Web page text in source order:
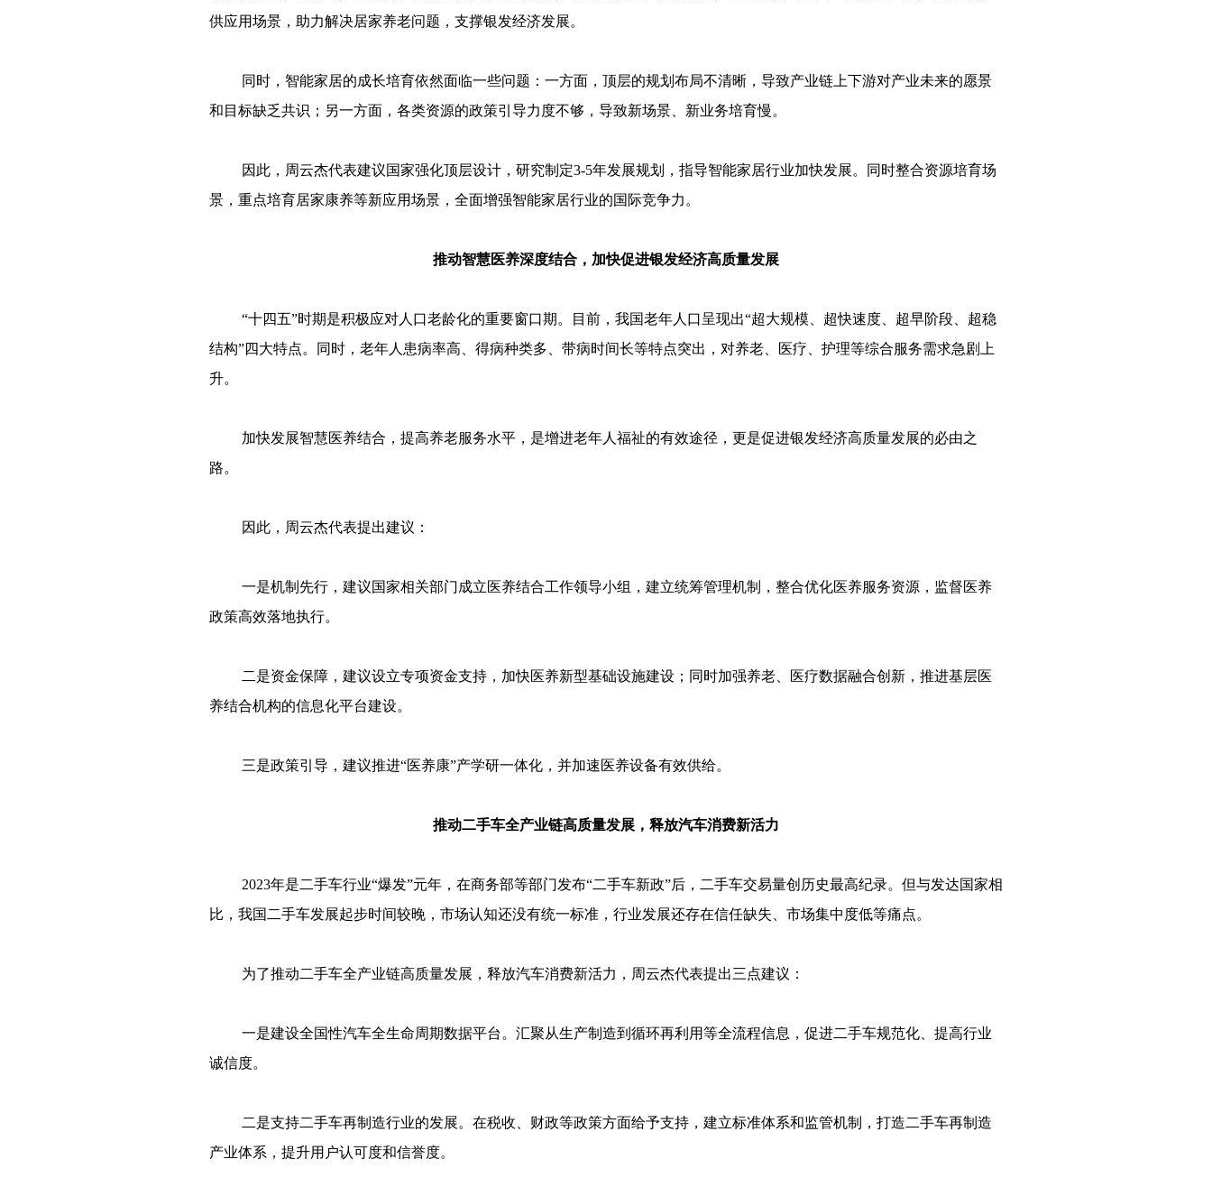
供应用场景，助力解决居家养老问题，支撑银发经济发展。
同时，智能家居的成长培育依然面临一些问题：一方面，顶层的规划布局不清晰，导致产业链上下游对产业未来的愿景
和目标缺乏共识；另一方面，各类资源的政策引导力度不够，导致新场景、新业务培育慢。
因此，周云杰代表建议国家强化顶层设计，研究制定3-5年发展规划，指导智能家居行业加快发展。同时整合资源培育场
景，重点培育居家康养等新应用场景，全面增强智能家居行业的国际竞争力。
推动智慧医养深度结合，加快促进银发经济高质量发展
“十四五”时期是积极应对人口老龄化的重要窗口期。目前，我国老年人口呈现出“超大规模、超快速度、超早阶段、超稳
结构”四大特点。同时，老年人患病率高、得病种类多、带病时间长等特点突出，对养老、医疗、护理等综合服务需求急剧上
升。
加快发展智慧医养结合，提高养老服务水平，是增进老年人福祉的有效途径，更是促进银发经济高质量发展的必由之
路。
因此，周云杰代表提出建议：
一是机制先行，建议国家相关部门成立医养结合工作领导小组，建立统筹管理机制，整合优化医养服务资源，监督医养
政策高效落地执行。
二是资金保障，建议设立专项资金支持，加快医养新型基础设施建设；同时加强养老、医疗数据融合创新，推进基层医
养结合机构的信息化平台建设。
三是政策引导，建议推进“医养康”产学研一体化，并加速医养设备有效供给。
推动二手车全产业链高质量发展，释放汽车消费新活力
2023年是二手车行业“爆发”元年，在商务部等部门发布“二手车新政”后，二手车交易量创历史最高纪录。但与发达国家相
比，我国二手车发展起步时间较晚，市场认知还没有统一标准，行业发展还存在信任缺失、市场集中度低等痛点。
为了推动二手车全产业链高质量发展，释放汽车消费新活力，周云杰代表提出三点建议：
一是建设全国性汽车全生命周期数据平台。汇聚从生产制造到循环再利用等全流程信息，促进二手车规范化、提高行业
诚信度。
二是支持二手车再制造行业的发展。在税收、财政等政策方面给予支持，建立标准体系和监管机制，打造二手车再制造
产业体系，提升用户认可度和信誉度。